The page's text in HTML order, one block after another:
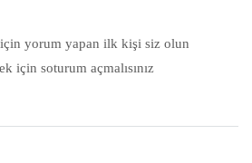
yorum yapan ilk kişi siz olun
için soturum açmalısınız